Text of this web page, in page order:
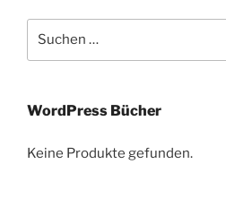
nach:
WordPress Bücher
Keine Produkte gefunden.